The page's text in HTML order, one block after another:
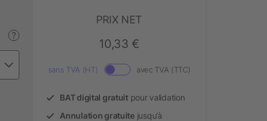
?
PRIX NET
10,33 €
sans TVA (HT) avec TVA (TTC)
BAT digital gratuitpour validation
Annulation gratuitejusqu’à